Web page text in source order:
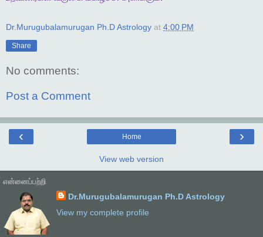
Dr.Murugubalamurugan Ph.D Astrology at 4:00 PM
Share
No comments:
Post a Comment
‹ ›
Home
View web version
என்னைப்பற்றி
Dr.Murugubalamurugan Ph.D Astrology
View my complete profile